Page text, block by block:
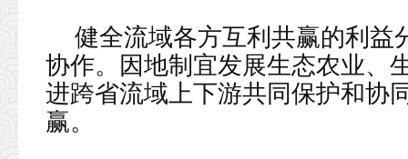
健全流域各方互利共赢的利益
协作。因地制宜发展生态农业、
进跨省流域上下游共同保护和协
赢。